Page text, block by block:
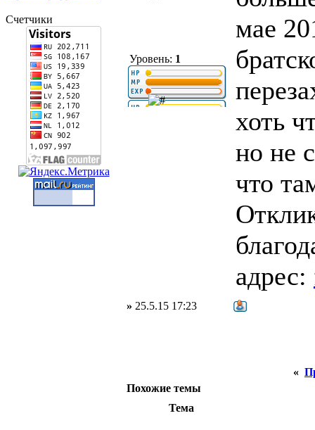
Счетчики
Уровень: 1
мае
хоть
но не
что
адрес:
» 25.5.15 17:23
«
Похожие темы
Тема